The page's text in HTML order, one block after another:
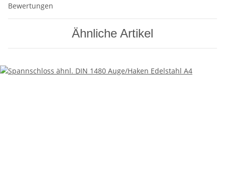
Bewertungen
Ähnliche Artikel